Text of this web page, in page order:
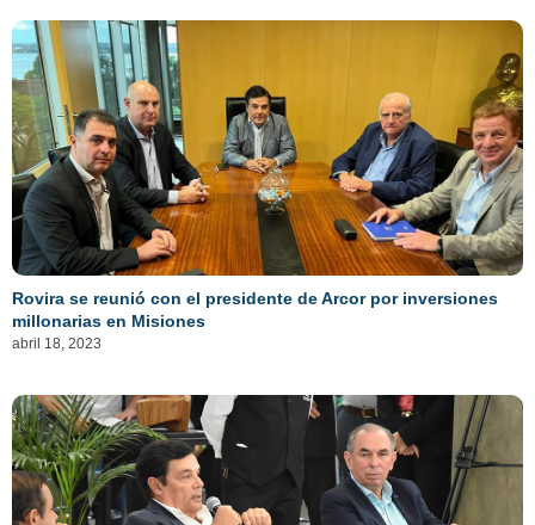
Rovira se reunió con el presidente de Arcor por inversiones
millonarias en Misiones
abril 18, 2023